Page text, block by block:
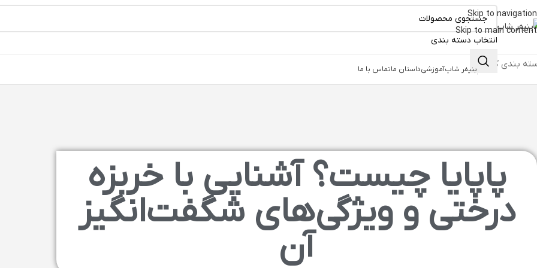
Skip to navigation
Skip to main content
انتخاب دسته بندی
بندی کالاهابنیفر شاپآموزشیداستان ماتماس با ما
پاپایا چیست؟ آشنایی با خربزه
درختی و ویژگی‌های شگفت‌انگیز
آن